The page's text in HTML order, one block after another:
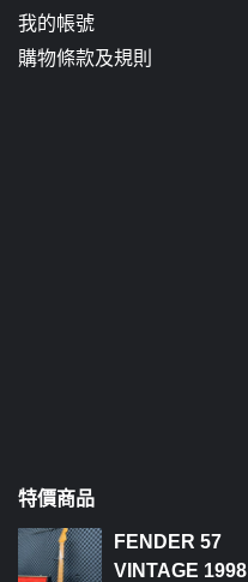
我的帳號
購物條款及規則
特價商品
FENDER 57
VINTAGE 1998